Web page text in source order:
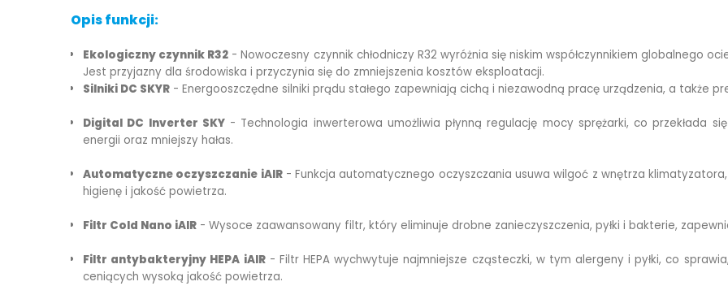
Opis funkcji:
Ekologiczny czynnik R32 - Nowoczesny czynnik chłodniczy R32 wyróżnia się niskim współczynnikiem globalnego
Jest przyjazny dla środowiska i przyczynia się do zmniejszenia kosztów eksploatacji.
Silniki DC SKYR - Energooszczędne silniki prądu stałego zapewniają cichą i niezawodną pracę urządzenia, a także
Digital DC Inverter SKY- Technologia inwerterowa umożliwia płynną regulację mocy sprężarki, co przekłada
energii oraz mniejszy hałas.
Automatyczne oczyszczanie iAIR- Funkcja automatycznego oczyszczania usuwa wilgoć z wnętrza
higienę i jakość powietrza.
Filtr Cold Nano iAIR - Wysoce zaawansowany filtr, który eliminuje drobne zanieczyszczenia, pyłki i bakterie,
Filtr antybakteryjny HEPA iAIR- Filtr HEPA wychwytuje najmniejsze cząsteczki, w tym alergeny i pyłki, co
ceniących wysoką jakość powietrza.